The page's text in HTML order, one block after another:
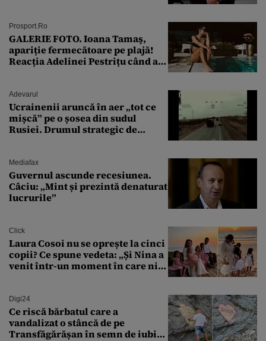
Prosport.ro
GALERIE FOTO. Ioana Tamaş,
apariție fermecătoare pe plajă!
Reacția Adelinei Pestrițu când a
Adevarul
Ucrainenii aruncă în aer „tot ce
mișcă” pe o șosea din sudul
Rusiei. Drumul strategic de
Mediafax
Guvernul ascunde recesiunea.
Câciu: „Mint și prezintă denaturat
lucrurile”
Click
Laura Cosoi nu se oprește la cinci
copii? Ce spune vedeta: „Și Nina a
venit într-un moment în care nici
Digi24
Ce riscă bărbatul care a
vandalizat o stâncă de pe
Transfăgărășan în semn de iubire